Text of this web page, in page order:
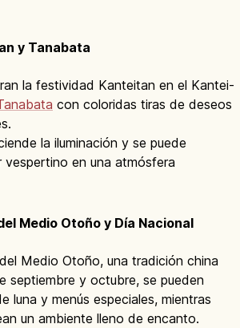
y Tanabata
la festividad Kanteitan en el Kantei-
con coloridas tiras de deseos
la iluminación y se puede
en una atmósfera
Medio Otoño y Día Nacional
Medio Otoño, una tradición china
septiembre y octubre, se pueden
luna y menús especiales, mientras
un ambiente lleno de encanto.